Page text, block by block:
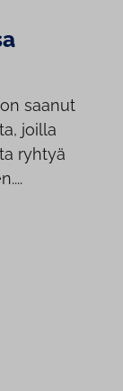
saanut
joilla
ryhtyä